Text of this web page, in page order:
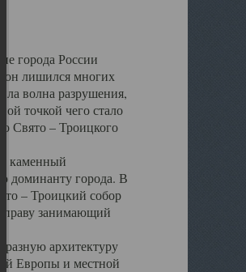
города России
он лишился многих
волна разрушения,
точкой чего стало
Свято – Троицкого
каменный
доминанту города. В
– Троицкий собор
праву занимающий
архитектуру
Европы и местной